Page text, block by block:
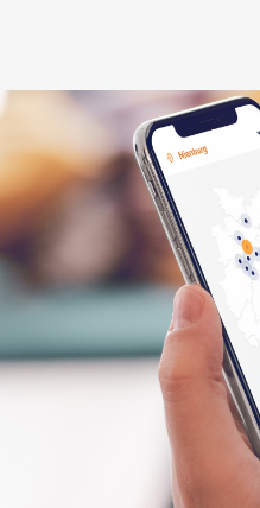
die besten Lösungen
perfekte Website zu
Kunst, um Ihre